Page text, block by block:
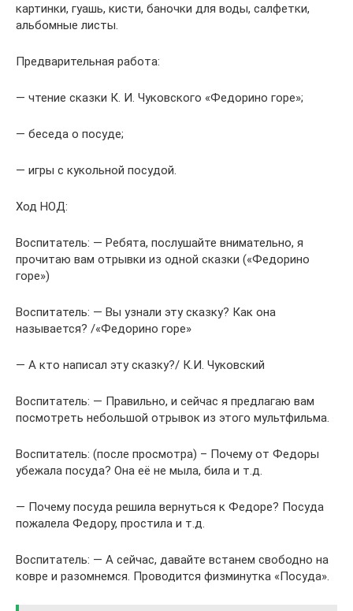
картинки, гуашь, кисти, баночки для воды, салфетки,
альбомные листы.
Предварительная работа:
— чтение сказки К. И. Чуковского «Федорино горе»;
— беседа о посуде;
— игры с кукольной посудой.
Ход НОД:
Воспитатель: — Ребята, послушайте внимательно, я
прочитаю вам отрывки из одной сказки («Федорино
горе»)
Воспитатель: — Вы узнали эту сказку? Как она
называется? /«Федорино горе»
— А кто написал эту сказку?/ К.И. Чуковский
Воспитатель: — Правильно, и сейчас я предлагаю вам
посмотреть небольшой отрывок из этого мультфильма.
Воспитатель: (после просмотра) – Почему от Федоры
убежала посуда? Она её не мыла, била и т.д.
— Почему посуда решила вернуться к Федоре? Посуда
пожалела Федору, простила и т.д.
Воспитатель: — А сейчас, давайте встанем свободно на
ковре и разомнемся. Проводится физминутка «Посуда».